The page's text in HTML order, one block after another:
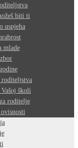
biti ti
uspjeha
mlade
roditeljstva
školi
roditelje
ovisnosti